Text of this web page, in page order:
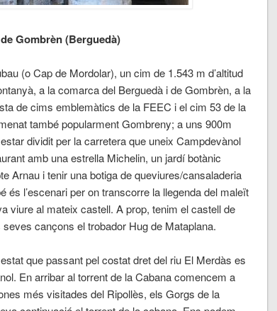
Gombrèn (Berguedà)
(o Cap de Mordolar), un cim de 1.543 m d’altitud
a la comarca del Berguedà i de Gombrèn, a la
de cims emblemàtics de la FEEC i el cim 53 de la
també popularment Gombreny; a uns 900m
dividit per la carretera que uneix Campdevànol
amb una estrella Michelin, un jardí botànic
Arnau i tenir una botiga de queviures/cansaladeria
l’escenari per on transcorre la llegenda del maleït
viure al mateix castell. A prop, tenim el castell de
cançons el trobador Hug de Mataplana.
que passant pel costat dret del riu El Merdàs es
En arribar al torrent de la Cabana comencem a
més visitades del Ripollès, els Gorgs de la